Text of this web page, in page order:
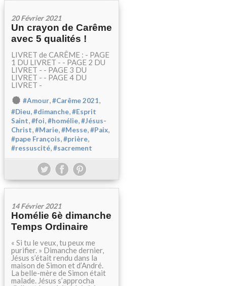
20 Février 2021
Un crayon de Carême
avec 5 qualités !
LIVRET de CARÊME : - PAGE
1 DU LIVRET - - PAGE 2 DU
LIVRET - - PAGE 3 DU
LIVRET - - PAGE 4 DU
LIVRET -
#Amour,#Carême 2021,
#Dieu #dimanche #Esprit
Saint #foi #homélie #Jésus-
Christ #Marie #Messe #Paix
#pape François #prière
#ressuscité #sacrement
14 Février 2021
Homélie 6è dimanche
Temps Ordinaire
« Si tu le veux, tu peux me
purifier. » Dimanche dernier,
Jésus s’était rendu dans la
maison de Simon et d’André.
La belle-mère de Simon était
malade. Jésus s’approcha